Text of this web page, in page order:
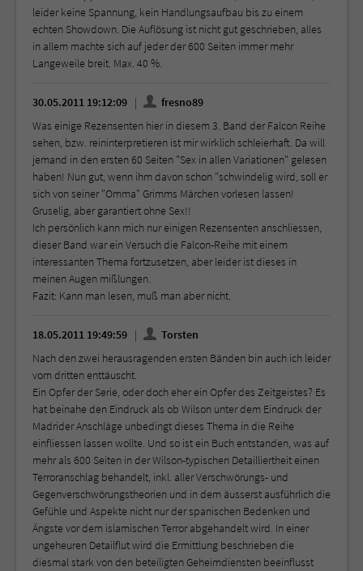
leider keine Spannung, kein Handlungsaufbau bis zu einem
echten Showdown. Die Auflösung ist nicht gut geschrieben, alles
in allem machte sich auf jeder der 600 Seiten immer mehr
Langeweile breit. Max. 40 %.
30.05.2011 19:12:09
fresno89
Was einige Rezensenten hier in diesem 3. Band der Falcon Reihe
sehen, bzw. reininterpretieren ist mir wirklich schleierhaft. Da will
jemand in den ersten 60 Seiten "Sex in allen Variationen" gelesen
haben! Nun gut, wenn ihm davon schon "schwindelig wird, soll er
sich von seiner "Omma" Grimms Märchen vorlesen lassen!
Gruselig, aber garantiert ohne Sex!!
Ich persönlich kann mich nur einigen Rezensenten anschliessen,
dieser Band war ein Versuch die Falcon-Reihe mit einem
interessanten Thema fortzusetzen, aber leider ist dieses in
meinen Augen mißlungen.
Fazit: Kann man lesen, muß man aber nicht.
18.05.2011 19:49:59
Torsten
Nach den zwei herausragenden ersten Bänden bin auch ich leider
vom dritten enttäuscht.
Ein Opfer der Serie, oder doch eher ein Opfer des Zeitgeistes? Es
hat beinahe den Eindruck als ob Wilson unter dem Eindruck der
Madrider Anschläge unbedingt dieses Thema in die Reihe
einfliessen lassen wollte. Und so ist ein Buch entstanden, was auf
mehr als 600 Seiten in der Wilson-typischen Detailliertheit einen
Terroranschlag behandelt, inkl. aller Verschwörungs- und
Gegenverschwörungstheorien und in dem äusserst ausführlich die
Gefühle und Aspekte nicht nur der spanischen Bedenken und
Ängste vor dem islamischen Terror abgehandelt wird. In einer
ungeheuren Detailflut wird die Ermittlung beschrieben die
diesmal stark von den beteiligten Geheimdiensten beeinflusst